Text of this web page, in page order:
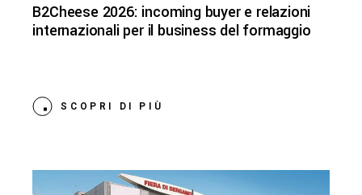
B2Cheese 2026: incoming buyer e relazioni
internazionali per il business del formaggio
SCOPRI DI PIÙ